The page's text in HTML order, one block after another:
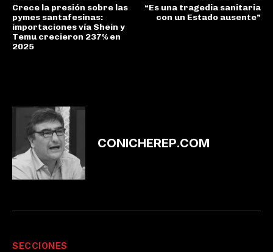
Crece la presión sobre las
pymes santafesinas:
importaciones vía Shein y
Temu crecieron 237% en
2025
“Es una tragedia sanitaria
con un Estado ausente”
CONICHEREP.COM
SECCIONES